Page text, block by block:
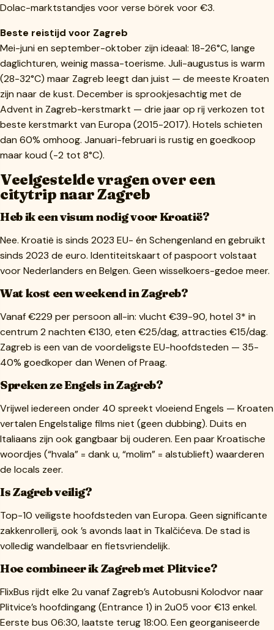
Dolac-marktstandjes voor verse börek voor €3.
Beste reistijd voor Zagreb
Mei-juni en september-oktober zijn ideaal: 18-26°C, lange
daglichturen, weinig massa-toerisme. Juli-augustus is warm
(28-32°C) maar Zagreb leegt dan juist — de meeste Kroaten
zijn naar de kust. December is sprookjesachtig met de
Advent in Zagreb-kerstmarkt — drie jaar op rij verkozen tot
beste kerstmarkt van Europa (2015-2017). Hotels schieten
dan 60% omhoog. Januari-februari is rustig en goedkoop
maar koud (-2 tot 8°C).
Veelgestelde vragen over een
citytrip naar Zagreb
Heb ik een visum nodig voor Kroatië?
Nee. Kroatië is sinds 2023 EU- én Schengenland en gebruikt
sinds 2023 de euro. Identiteitskaart of paspoort volstaat
voor Nederlanders en Belgen. Geen wisselkoers-gedoe meer.
Wat kost een weekend in Zagreb?
Vanaf €229 per persoon all-in: vlucht €39-90, hotel 3* in
centrum 2 nachten €130, eten €25/dag, attracties €15/dag.
Zagreb is een van de voordeligste EU-hoofdsteden — 35-
40% goedkoper dan Wenen of Praag.
Spreken ze Engels in Zagreb?
Vrijwel iedereen onder 40 spreekt vloeiend Engels — Kroaten
vertalen Engelstalige films niet (geen dubbing). Duits en
Italiaans zijn ook gangbaar bij ouderen. Een paar Kroatische
woordjes (“hvala” = dank u, “molim” = alstublieft) waarderen
de locals zeer.
Is Zagreb veilig?
Top-10 veiligste hoofdsteden van Europa. Geen significante
zakkenrollerij, ook ’s avonds laat in Tkalčićeva. De stad is
volledig wandelbaar en fietsvriendelijk.
Hoe combineer ik Zagreb met Plitvice?
FlixBus rijdt elke 2u vanaf Zagreb’s Autobusni Kolodvor naar
Plitvice’s hoofdingang (Entrance 1) in 2u05 voor €13 enkel.
Eerste bus 06:30, laatste terug 18:00. Een georganiseerde